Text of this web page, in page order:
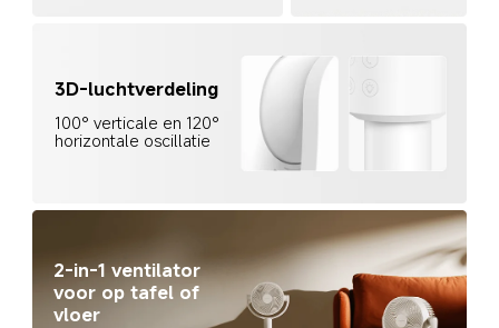
3D-luchtverdeling
100° verticale en 120°
horizontale oscillatie
2-in-1 ventilator
voor op tafel of
vloer